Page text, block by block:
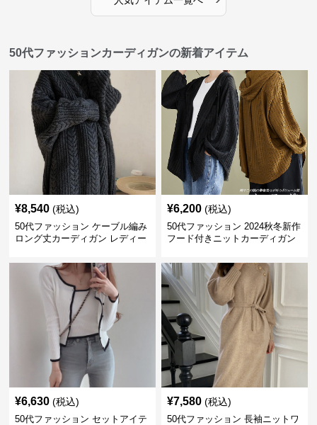
50代ファッションカーディガンの新着アイテム
¥8,540 (税込)
50代ファッション ケーブル編み
ロング丈カーディガン レディー
¥6,200 (税込)
50代ファッション 2024秋冬新作
フード付きニットカーディガン
¥6,630 (税込)
50代ファッション セットアイテ
¥7,580 (税込)
50代ファッション 長袖ニットワ